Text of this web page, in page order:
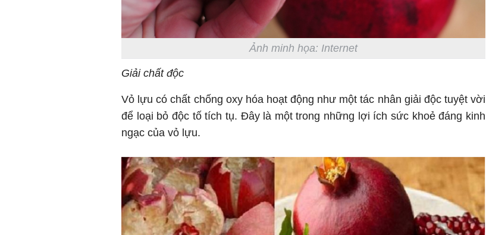
Ảnh minh họa: Internet
Giải chất độc
Vỏ lựu có chất chống oxy hóa hoạt động như một tác nhân giải độc tuyệt vời
để loại bỏ độc tố tích tụ. Đây là một trong những lợi ích sức khoẻ đáng kinh
ngạc của vỏ lựu.